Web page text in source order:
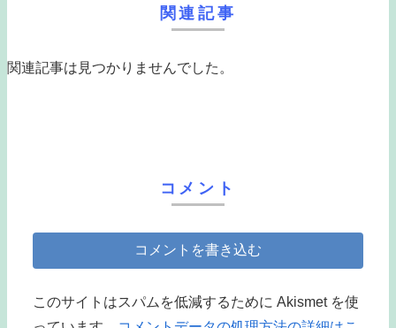
関連記事
関連記事は見つかりませんでした。
コメント
コメントを書き込む
このサイトはスパムを低減するために Akismet を使